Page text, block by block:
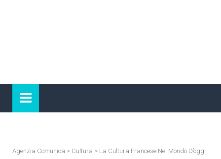
Agenzia Comunica > Cultura > La Cultura Francese Nel Mondo D’oggi